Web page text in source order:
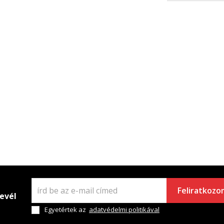
Egyetértek az adatvédelmi politikával